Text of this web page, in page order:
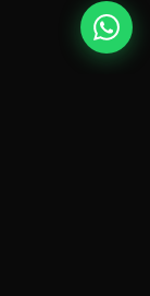
|
Política de